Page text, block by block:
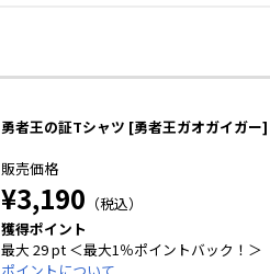
勇者王の証Tシャツ [勇者王ガオガイガー]
販売価格
¥3,190 （税込）
獲得ポイント
最大 29 pt ＜最大1％ポイントバック！＞